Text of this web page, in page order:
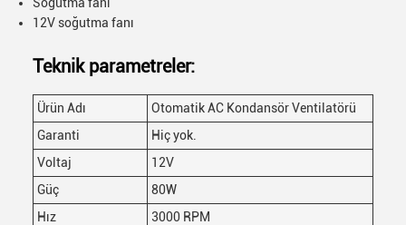
12V soğutma fanı
Teknik parametreler:
Ürün Adı
Otomatik AC Kondansör Ventilatörü
Garanti
Hiç yok.
Voltaj
12V
Güç
80W
Hız
3000 RPM